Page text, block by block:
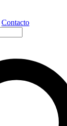
Contacto